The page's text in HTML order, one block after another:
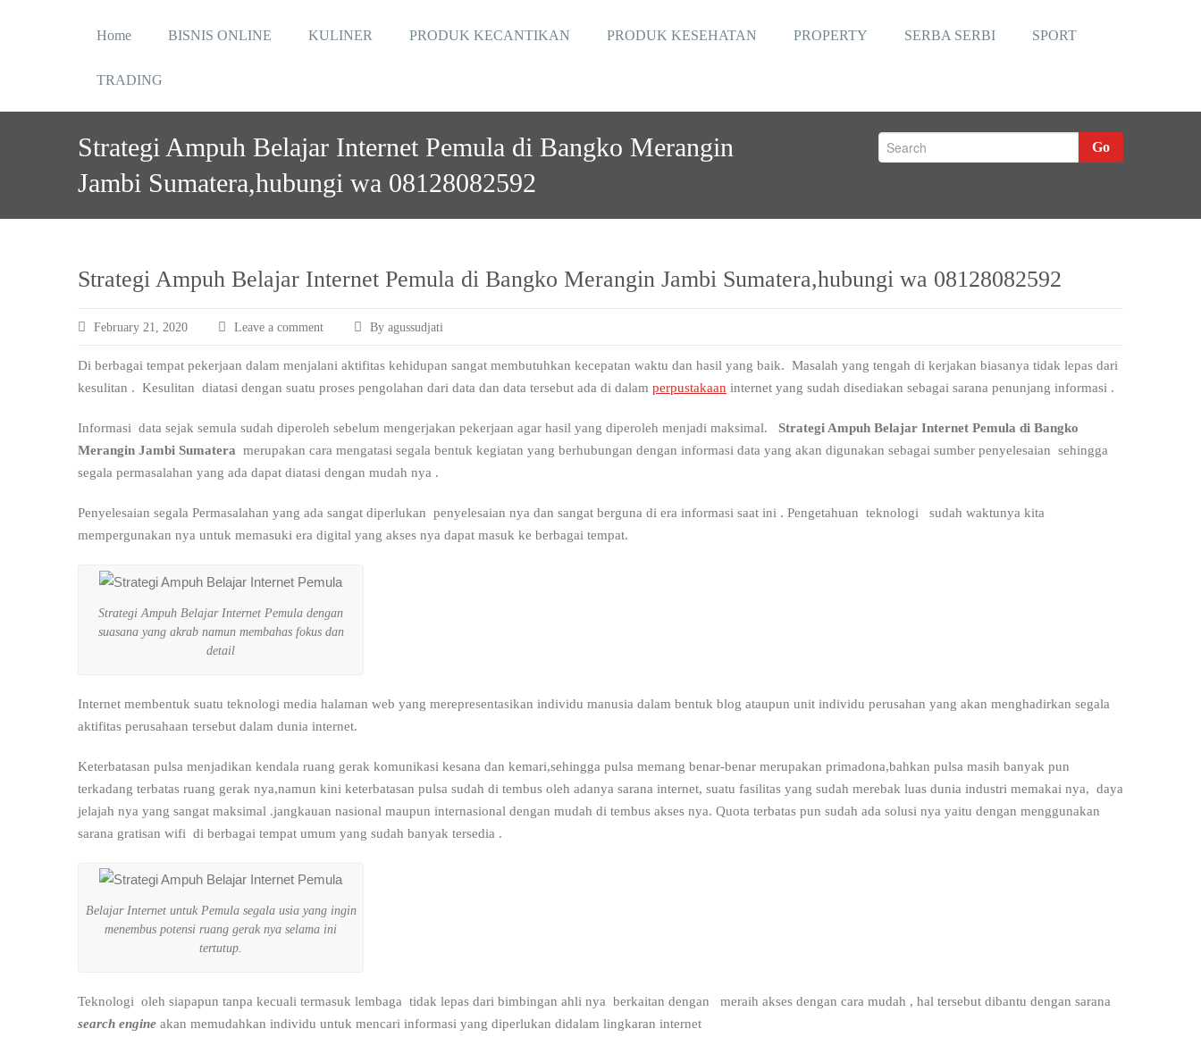
Home BISNIS ONLINE KULINER PRODUK KECANTIKAN PRODUK KESEHATAN PROPERTY SERBA SERBI SPORT
TRADING
Strategi Ampuh Belajar Internet Pemula di Bangko Merangin
Jambi Sumatera,hubungi wa 08128082592
Go
Strategi Ampuh Belajar Internet Pemula di Bangko Merangin Jambi Sumatera,hubungi wa 08128082592
February 21, 2020 Leave a comment By agussudjati
Di berbagai tempat pekerjaan dalam menjalani aktifitas kehidupan sangat membutuhkan kecepatan waktu dan hasil yang baik. Masalah yang tengah di kerjakan biasanya tidak lepas dari
kesulitan . Kesulitan diatasi dengan suatu proses pengolahan dari data dan data tersebut ada di dalam perpustakaan internet yang sudah disediakan sebagai sarana penunjang informasi .
Informasi data sejak semula sudah diperoleh sebelum mengerjakan pekerjaan agar hasil yang diperoleh menjadi maksimal. Strategi Ampuh Belajar Internet Pemula di Bangko
Merangin Jambi Sumatera merupakan cara mengatasi segala bentuk kegiatan yang berhubungan dengan informasi data yang akan digunakan sebagai sumber penyelesaian sehingga
segala permasalahan yang ada dapat diatasi dengan mudah nya .
Penyelesaian segala Permasalahan yang ada sangat diperlukan penyelesaian nya dan sangat berguna di era informasi saat ini . Pengetahuan teknologi sudah waktunya kita
mempergunakan nya untuk memasuki era digital yang akses nya dapat masuk ke berbagai tempat.
Strategi Ampuh Belajar Internet Pemula dengan
suasana yang akrab namun membahas fokus dan
detail
Internet membentuk suatu teknologi media halaman web yang merepresentasikan individu manusia dalam bentuk blog ataupun unit individu perusahan yang akan menghadirkan segala
aktifitas perusahaan tersebut dalam dunia internet.
Keterbatasan pulsa menjadikan kendala ruang gerak komunikasi kesana dan kemari,sehingga pulsa memang benar-benar merupakan primadona,bahkan pulsa masih banyak pun
terkadang terbatas ruang gerak nya,namun kini keterbatasan pulsa sudah di tembus oleh adanya sarana internet, suatu fasilitas yang sudah merebak luas dunia industri memakai nya, daya
jelajah nya yang sangat maksimal .jangkauan nasional maupun internasional dengan mudah di tembus akses nya. Quota terbatas pun sudah ada solusi nya yaitu dengan menggunakan
sarana gratisan wifi di berbagai tempat umum yang sudah banyak tersedia .
Belajar Internet untuk Pemula segala usia yang ingin
menembus potensi ruang gerak nya selama ini
tertutup.
Teknologi oleh siapapun tanpa kecuali termasuk lembaga tidak lepas dari bimbingan ahli nya berkaitan dengan meraih akses dengan cara mudah , hal tersebut dibantu dengan sarana
search engine akan memudahkan individu untuk mencari informasi yang diperlukan didalam lingkaran internet